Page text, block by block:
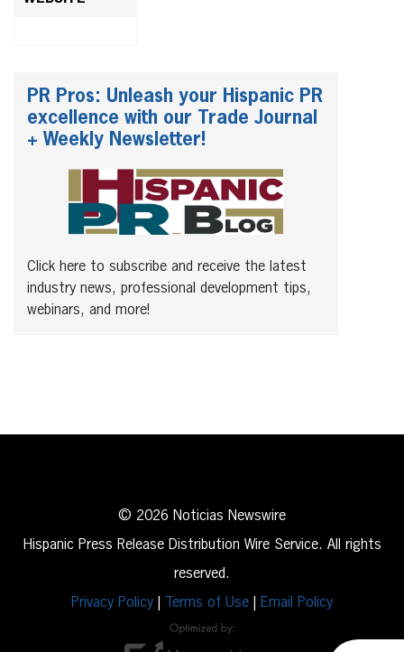
PR Pros: Unleash your Hispanic PR
excellence with our Trade Journal
+ Weekly Newsletter!
Click here to subscribe and receive the latest
industry news, professional development tips,
webinars, and more!
© 2026 Noticias Newswire
Hispanic Press Release Distribution Wire Service. All rights
reserved.
Privacy Policy
Terms of Use Email Policy